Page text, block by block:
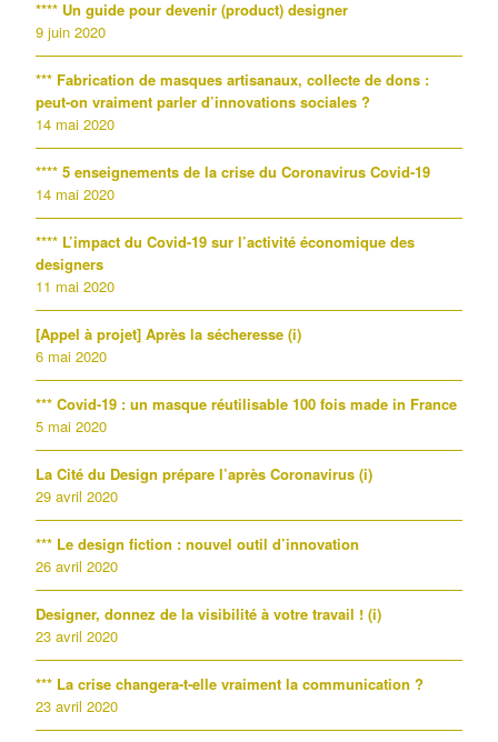
**** Un guide pour devenir (product) designer
9 juin 2020
*** Fabrication de masques artisanaux, collecte de dons :
peut-on vraiment parler d’innovations sociales ?
14 mai 2020
**** 5 enseignements de la crise du Coronavirus Covid-19
14 mai 2020
**** L’impact du Covid-19 sur l’activité économique des
designers
11 mai 2020
[Appel à projet] Après la sécheresse (i)
6 mai 2020
*** Covid-19 : un masque réutilisable 100 fois made in France
5 mai 2020
La Cité du Design prépare l’après Coronavirus (i)
29 avril 2020
*** Le design fiction : nouvel outil d’innovation
26 avril 2020
Designer, donnez de la visibilité à votre travail ! (i)
23 avril 2020
*** La crise changera-t-elle vraiment la communication ?
23 avril 2020